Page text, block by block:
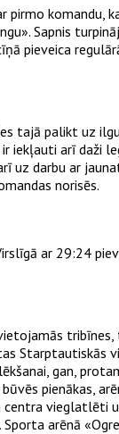
pirmo komandu,
Sapnis
pieveica
tajā palikt uz
iekļauti arī daži
uz darbu ar
norisēs.
ar 29:24
tribīnes,
Starptautiskās
gan,
pienākas,
vieglatlēti
arēnā